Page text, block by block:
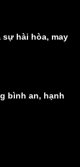
hài hòa, may
bình an, hạnh